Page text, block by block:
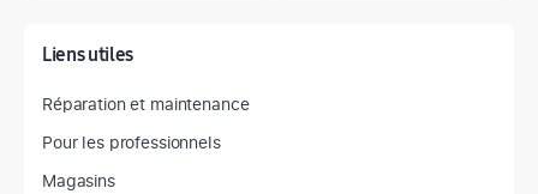
Liens utiles
Réparation et maintenance
Pour les professionnels
Magasins